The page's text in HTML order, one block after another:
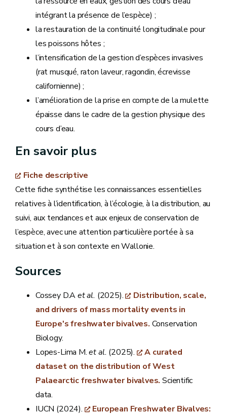
intégrant la présence de l’espèce) ;
la restauration de la continuité longitudinale pour
les poissons hôtes ;
l’intensification de la gestion d’espèces invasives
(rat musqué, raton laveur, ragondin, écrevisse
californienne) ;
l’amélioration de la prise en compte de la mulette
épaisse dans le cadre de la gestion physique des
cours d’eau.
En savoir plus
Fiche descriptive
Cette fiche synthétise les connaissances essentielles
relatives à l’identification, à l’écologie, à la distribution, au
suivi, aux tendances et aux enjeux de conservation de
l’espèce, avec une attention particulière portée à sa
situation et à son contexte en Wallonie.
Sources
Cossey D.Aet al. (2025).
Distribution, scale,
and drivers of mass mortality events in
Europe's freshwater bivalves. Conservation
Biology.
Lopes-Lima M.et al. (2025).
A curated
dataset on the distribution of West
Palaearctic freshwater bivalves. Scientific
data.
IUCN (2024).
European Freshwater Bivalves: